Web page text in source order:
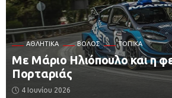
ΑΘΛΗΤΙΚΆ ΒΌΛΟΣ ΤΟΠΙΚΆ
Με Μάριο Ηλιόπουλο και η
Πορταριάς
4 Ιουνίου 2026